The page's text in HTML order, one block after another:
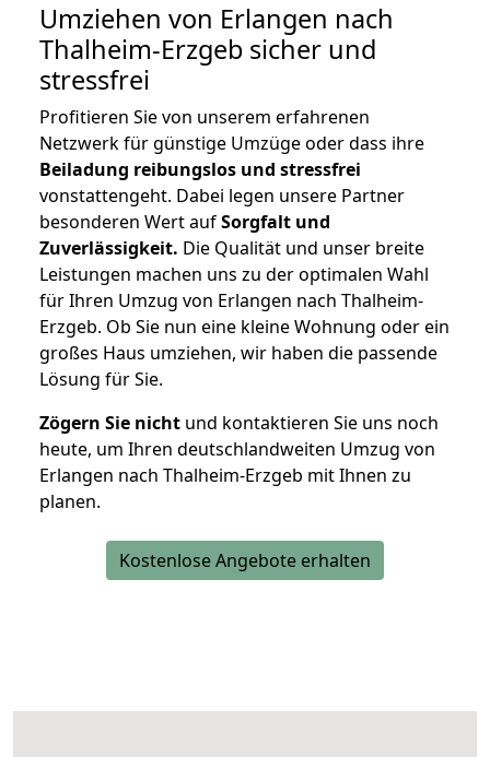
Umziehen von Erlangen nach
Thalheim-Erzgeb sicher und
stressfrei
Profitieren Sie von unserem erfahrenen
Netzwerk für günstige Umzüge oder dass ihre
Beiladung reibungslos und stressfrei
vonstattengeht. Dabei legen unsere Partner
besonderen Wert aufSorgfalt und
Zuverlässigkeit. Die Qualität und unser breite
Leistungen machen uns zu der optimalen Wahl
für Ihren Umzug von Erlangen nach Thalheim-
Erzgeb. Ob Sie nun eine kleine Wohnung oder ein
großes Haus umziehen, wir haben die passende
Lösung für Sie.
Zögern Sie nicht und kontaktieren Sie uns noch
heute, um Ihren deutschlandweiten Umzug von
Erlangen nach Thalheim-Erzgeb mit Ihnen zu
planen.
Kostenlose Angebote erhalten